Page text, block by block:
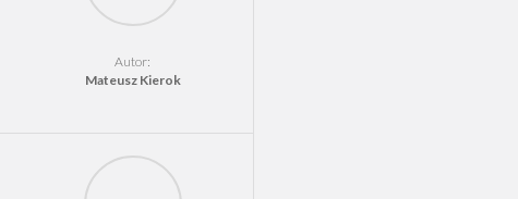
Autor:
Mateusz Kierok